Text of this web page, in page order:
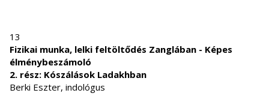
13
Fizikai munka, lelki feltöltődés Zanglában - Képes
élménybeszámoló
2. rész: Kószálások Ladakhban
Berki Eszter, indológus